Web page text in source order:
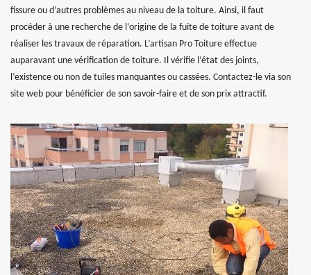
fissure ou d’autres problèmes au niveau de la toiture. Ainsi, il faut
procéder à une recherche de l’origine de la fuite de toiture avant de
réaliser les travaux de réparation. L’artisan Pro Toiture effectue
auparavant une vérification de toiture. Il vérifie l’état des joints,
l’existence ou non de tuiles manquantes ou cassées. Contactez-le via son
site web pour bénéficier de son savoir-faire et de son prix attractif.